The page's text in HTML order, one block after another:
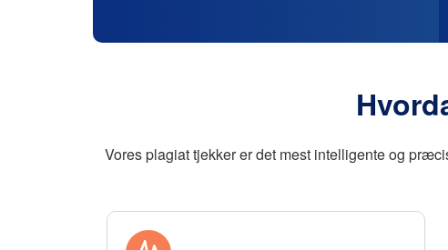
Vores plagiat tjekker er det mest intelligente og